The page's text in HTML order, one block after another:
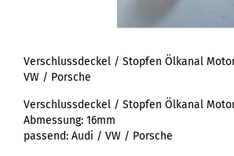
Verschlussdeckel / Stopfen Ölkanal
VW / Porsche
Verschlussdeckel / Stopfen Ölkanal
Abmessung: 16mm
passend: Audi / VW / Porsche